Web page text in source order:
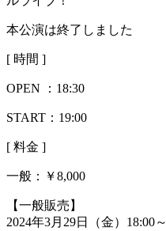
本公演は終了しました
[ 時間 ]
OPEN ： 18:30
START：19:00
[ 料金 ]
一般： ￥8,000
【一般販売】
2024年3月29日（金）18:00～